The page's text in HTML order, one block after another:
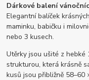
Dárkové balení
Elegantní balíček
maminku, babičku i
nebo 3 kusech.
Utěrky jsou ušité z
strukturou, která krásně
kusů jsou přibližně 58–60